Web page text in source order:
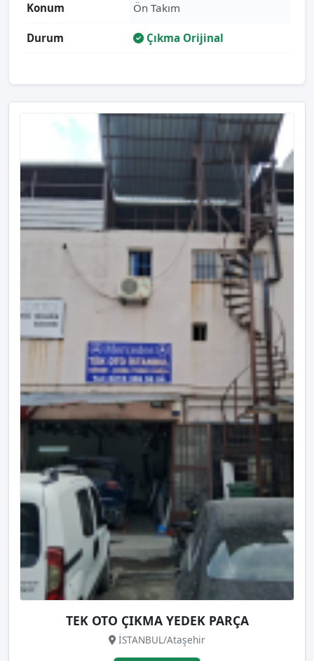
Konum Ön Takım
Durum Çıkma Orijinal
TEK OTO ÇIKMA YEDEK PARÇA
İSTANBUL/Ataşehir